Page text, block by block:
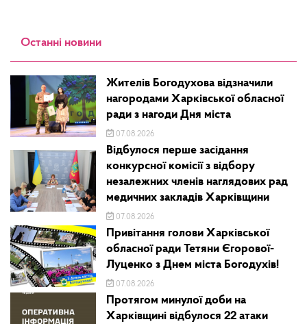
Останні новини
Жителів Богодухова відзначили
нагородами Харківської обласної
ради з нагоди Дня міста
07.08.2026
Відбулося перше засідання
конкурсної комісії з відбору
незалежних членів наглядових рад
медичних закладів Харківщини
07.08.2026
Привітання голови Харківської
обласної ради Тетяни Єгорової-
Луценко з Днем міста Богодухів!
07.08.2026
Протягом минулої доби на
Харківщині відбулося 22 атаки